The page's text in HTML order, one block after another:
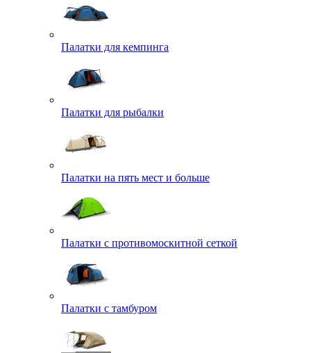
Палатки для кемпинга
Палатки для рыбалки
Палатки на пять мест и больше
Палатки с противомоскитной сеткой
Палатки с тамбуром